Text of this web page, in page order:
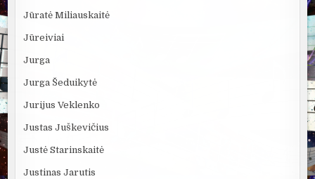
Jūratė Miliauskaitė
Jūreiviai
Jurga
Jurga Šeduikytė
Jurijus Veklenko
Justas Juškevičius
Justė Starinskaitė
Justinas Jarutis